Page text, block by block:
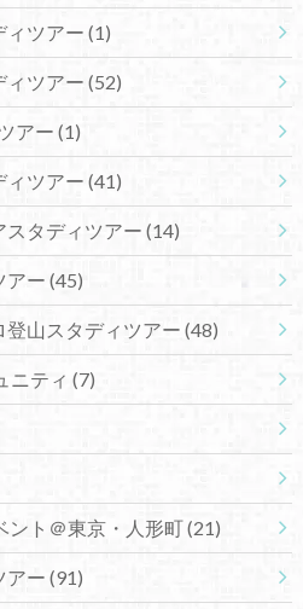
ィツアー (1)
ィツアー (52)
アー (1)
ィツアー (41)
タディツアー (14)
アー (45)
山スタディツアー (48)
ニティ (7)
ント＠東京・人形町(21)
アー (91)